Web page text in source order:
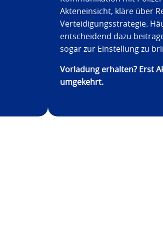
Akteneinsicht, kläre über
Verteidigungsstrategie.
entscheidend dazu
sogar zur Einstellung zu
Vorladung erhalten? Erst
umgekehrt.